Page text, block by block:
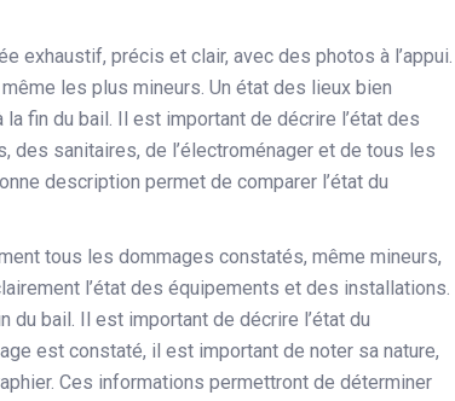
exhaustif, précis et clair, avec des photos à l’appui.
les plus mineurs. Un état des lieux bien
fin du bail. Il est important de décrire l’état des
sanitaires, de l’électroménager et de tous les
description permet de comparer l’état du
tous les dommages constatés, même mineurs,
l’état des équipements et des installations.
bail. Il est important de décrire l’état du
est constaté, il est important de noter sa nature,
Ces informations permettront de déterminer